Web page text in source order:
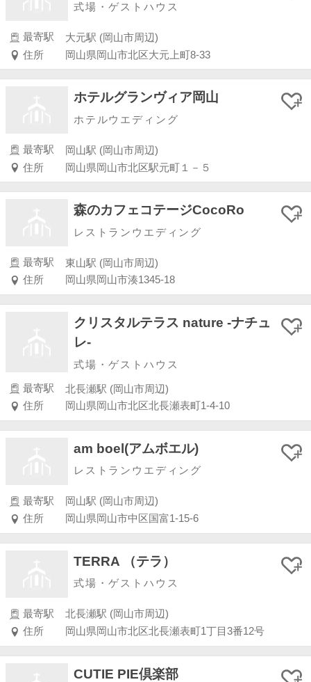
式場・ゲストハウス
最寄駅
大元駅 (岡山市周辺)
住所
岡山県岡山市北区大元上町8-33
ホテルグランヴィア岡山
ホテルウエディング
最寄駅
岡山駅 (岡山市周辺)
住所
岡山県岡山市北区駅元町１－５
森のカフェコテージCocoRo
レストランウエディング
最寄駅
東山駅 (岡山市周辺)
住所
岡山県岡山市湊1345-18
クリスタルテラス nature -ナチュ
レ-
式場・ゲストハウス
最寄駅
北長瀬駅 (岡山市周辺)
住所
岡山県岡山市北区北長瀬表町1-4-10
am boel(アムボエル)
レストランウエディング
最寄駅
岡山駅 (岡山市周辺)
住所
岡山県岡山市中区国富1-15-6
TERRA （テラ）
式場・ゲストハウス
最寄駅
北長瀬駅 (岡山市周辺)
住所
岡山県岡山市北区北長瀬表町1丁目3番12号
CUTIE PIE倶楽部